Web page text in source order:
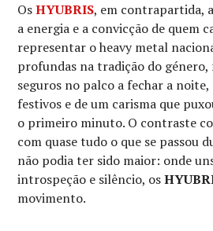
OsHYUBRIS, em contrapartida,
a energia e a convicção de quem
representar o heavy metal
profundas na tradição do
seguros no palco a fechar a
festivos e de um carisma que
o primeiro minuto. O contraste
com quase tudo o que se passou
não podia ter sido maior: onde
introspeção e silêncio, os
movimento.